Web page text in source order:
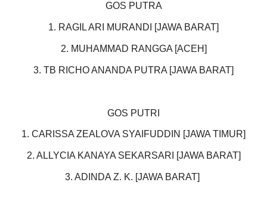
GOS PUTRA
1. RAGIL ARI MURANDI [JAWA BARAT]
2. MUHAMMAD RANGGA [ACEH]
3. TB RICHO ANANDA PUTRA [JAWA BARAT]
GOS PUTRI
1. CARISSA ZEALOVA SYAIFUDDIN [JAWA TIMUR]
2. ALLYCIA KANAYA SEKARSARI [JAWA BARAT]
3. ADINDA Z. K. [JAWA BARAT]